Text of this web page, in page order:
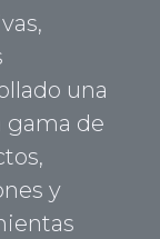
una
gama de
y